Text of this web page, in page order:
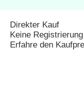
Direkter Kauf
Keine
Erfahre den